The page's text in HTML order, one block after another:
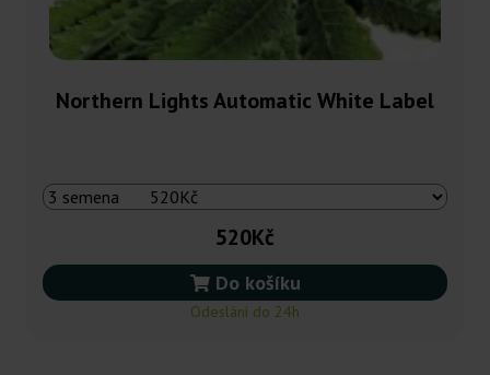
Northern Lights Automatic White Label
520Kč
Do košíku
Odeslání do 24h